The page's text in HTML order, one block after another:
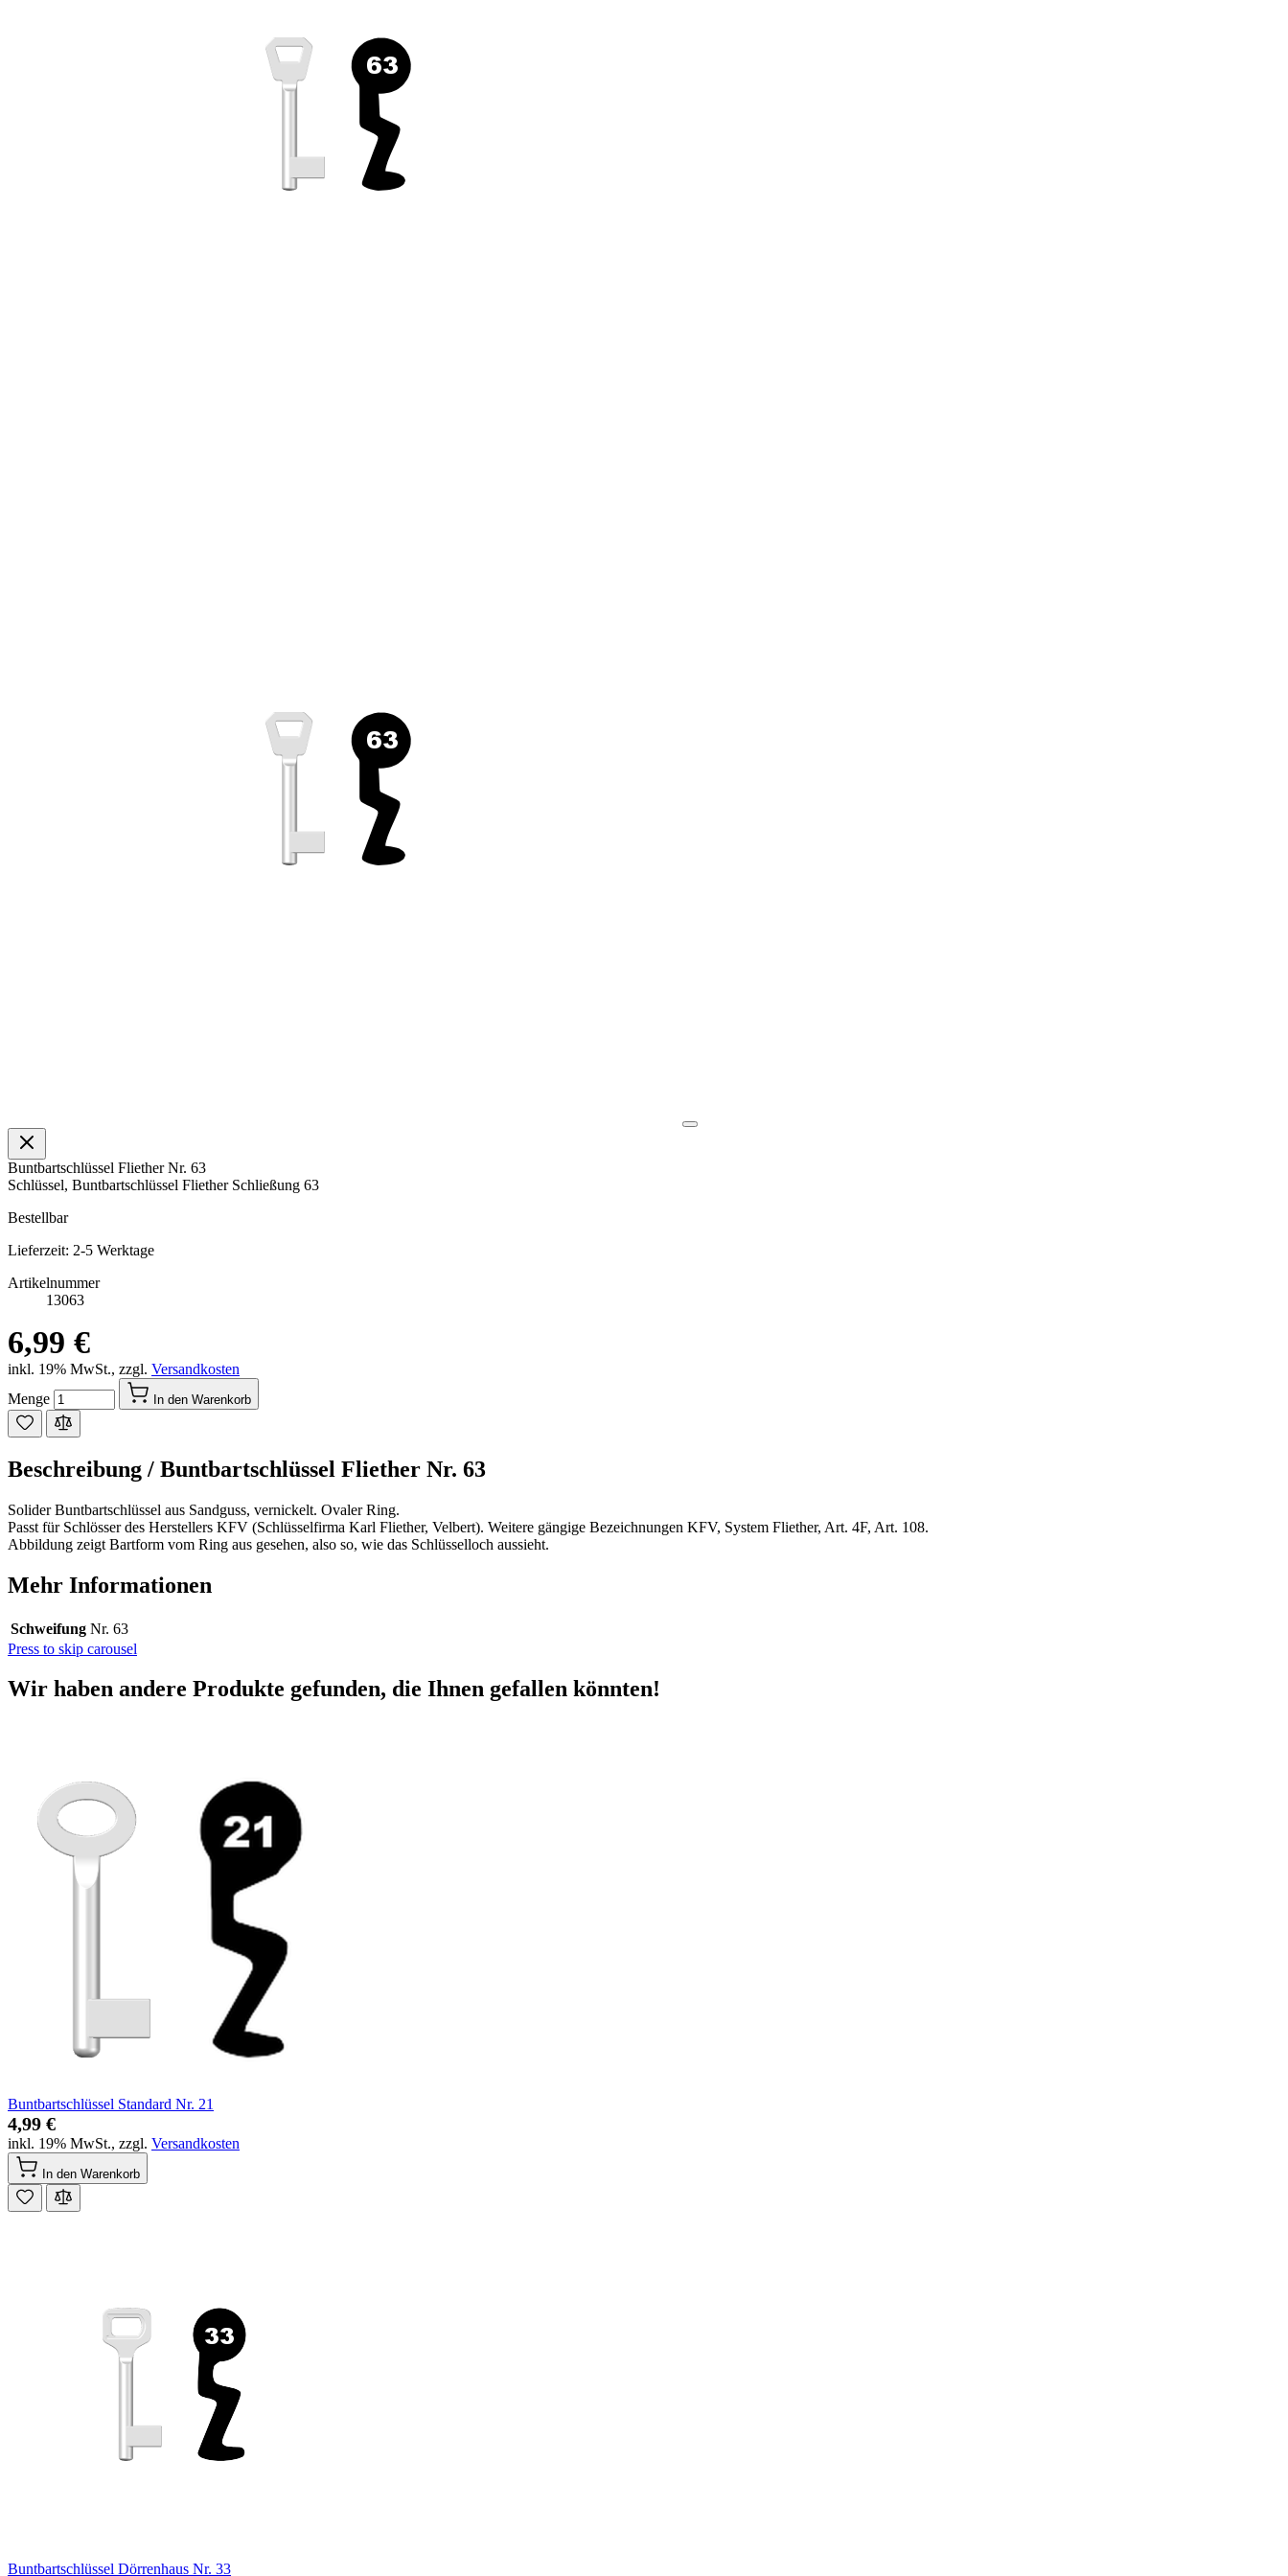
Buntbartschlüssel Fliether Nr. 63
Schlüssel, Buntbartschlüssel Fliether Schließung 63
Bestellbar
Lieferzeit: 2-5 Werktage
Artikelnummer
13063
6,99 €
inkl. 19% MwSt., zzgl. Versandkosten
Menge
In den Warenkorb
Beschreibung / Buntbartschlüssel Fliether Nr. 63
Solider Buntbartschlüssel aus Sandguss, vernickelt. Ovaler Ring.
Passt für Schlösser des Herstellers KFV (Schlüsselfirma Karl Fliether, Velbert). Weitere gängige Bezeichnungen KFV, System Fliether, Art. 4F, Art. 108.
Abbildung zeigt Bartform vom Ring aus gesehen, also so, wie das Schlüsselloch aussieht.
Mehr Informationen
Schweifung Nr. 63
Press to skip carousel
Wir haben andere Produkte gefunden, die Ihnen gefallen könnten!
Buntbartschlüssel Standard Nr. 21
4,99 €
inkl. 19% MwSt., zzgl. Versandkosten
In den Warenkorb
Buntbartschlüssel Dörrenhaus Nr. 33